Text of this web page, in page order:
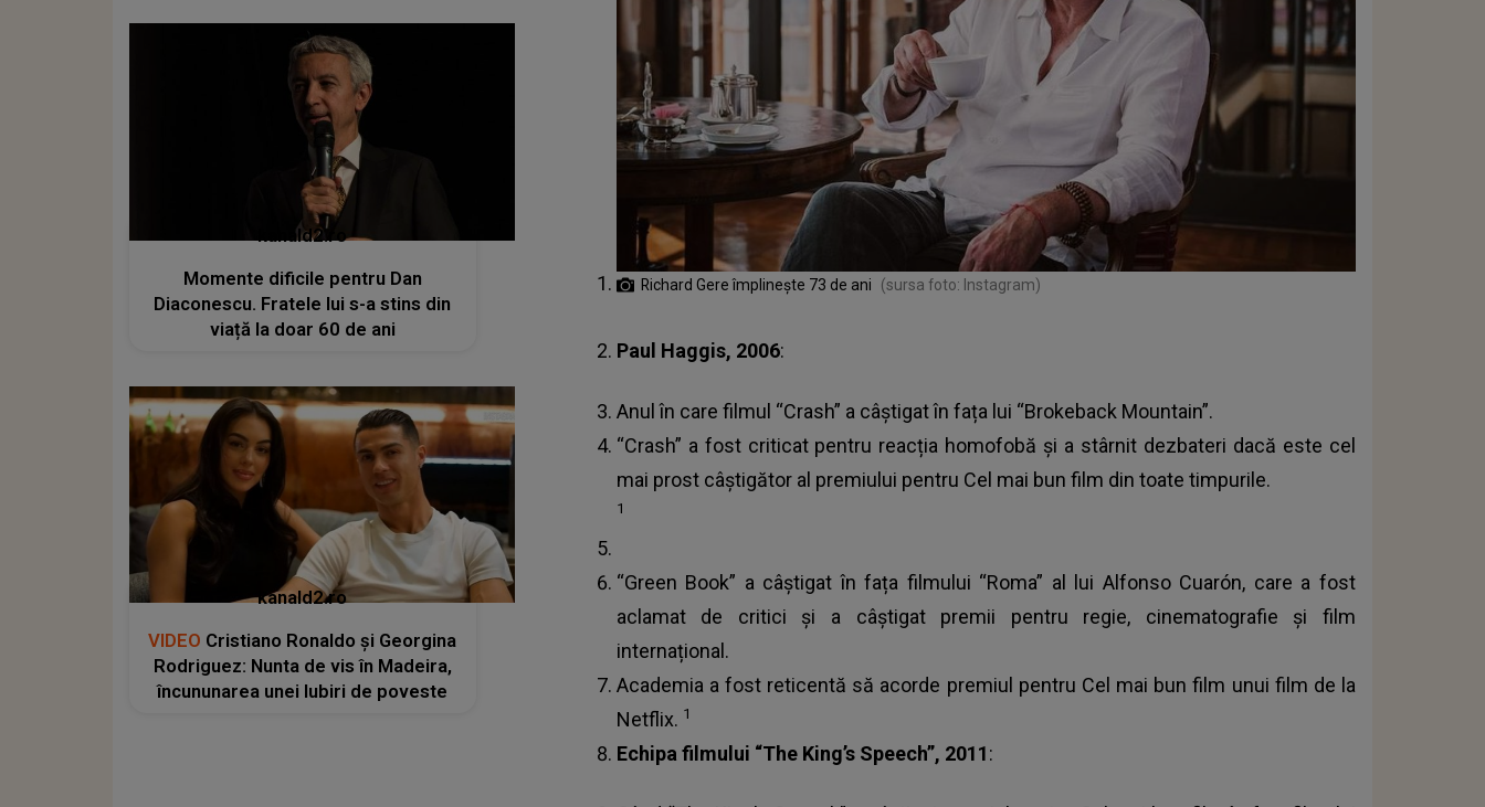
Richard Gere împlinește 73 de ani (sursa foto: Instagram)
Paul Haggis, 2006:
Anul în care filmul “Crash” a câștigat în fața lui “Brokeback Mountain”.
“Crash” a fost criticat pentru reacția homofobă și a stârnit dezbateri dacă este cel
mai prost câștigător al premiului pentru Cel mai bun film din toate timpurile.
1
“Green Book” a câștigat în fața filmului “Roma” al lui Alfonso Cuarón, care a fost
aclamat de critici și a câștigat premii pentru regie, cinematografie și film
internațional.
Academia a fost reticentă să acorde premiul pentru Cel mai bun film unui film de la
Netflix. 1
Echipa filmului “The King’s Speech”, 2011:
kanald2.ro
Momente dificile pentru Dan
Diaconescu. Fratele lui s-a stins din
viață la doar 60 de ani
kanald2.ro
VIDEO Cristiano Ronaldo și Georgina
Rodriguez: Nunta de vis în Madeira,
încununarea unei Iubiri de poveste